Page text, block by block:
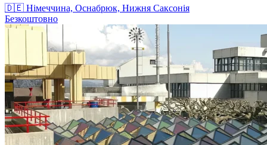
🇩🇪 Німеччина, Оснабрюк, Нижня Саксонія
Безкоштовно